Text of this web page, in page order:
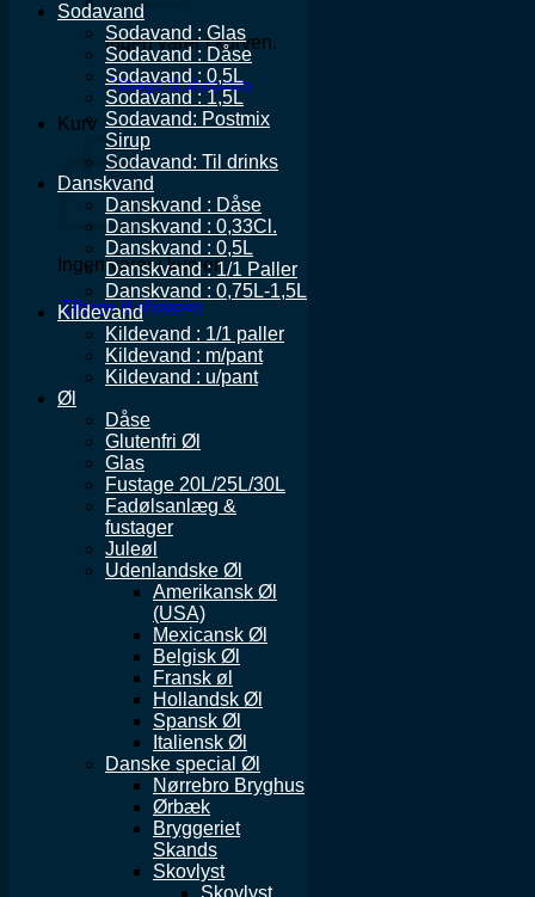
Ingen varer i kurven.
Tilbage til shoppen
Kurv
Ingen varer i kurven.
Tilbage til shoppen
Sodavand
Sodavand : Glas
Sodavand : Dåse
Sodavand : 0,5L
Sodavand : 1,5L
Sodavand: Postmix
Sirup
Sodavand: Til drinks
Danskvand
Danskvand : Dåse
Danskvand : 0,33Cl.
Danskvand : 0,5L
Danskvand : 1/1 Paller
Danskvand : 0,75L-1,5L
Kildevand
Kildevand : 1/1 paller
Kildevand : m/pant
Kildevand : u/pant
Øl
Dåse
Glutenfri Øl
Glas
Fustage 20L/25L/30L
Fadølsanlæg &
fustager
Juleøl
Udenlandske Øl
Amerikansk Øl
(USA)
Mexicansk Øl
Belgisk Øl
Fransk øl
Hollandsk Øl
Spansk Øl
Italiensk Øl
Danske special Øl
Nørrebro Bryghus
Ørbæk
Bryggeriet
Skands
Skovlyst
Skovlyst